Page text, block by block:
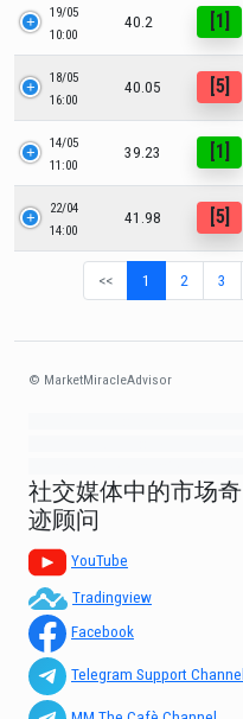
19/05
10:00
40.2 [1]
18/05
16:00
40.05 [5]
14/05
11:00
39.23 [1]
22/04
14:00
41.98 [5]
<< 1 2 3
© MarketMiracleAdvisor
社交媒体中的市场奇
迹顾问
YouTube
Tradingview
Facebook
Telegram Support Channel